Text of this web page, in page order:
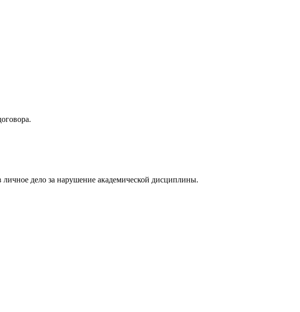
личное дело за нарушение академической дисциплины.